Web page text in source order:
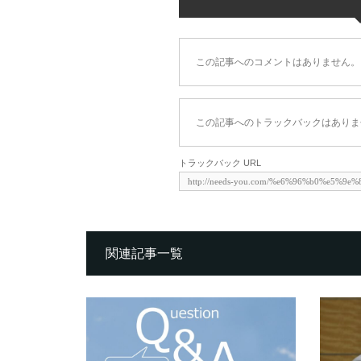
この記事へのコメントはありません。
この記事へのトラックバックはあり
トラックバック URL
関連記事一覧